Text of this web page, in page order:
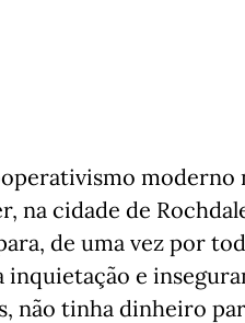
moderno
na cidade de
de uma vez por
inquietação e
não tinha dinheiro